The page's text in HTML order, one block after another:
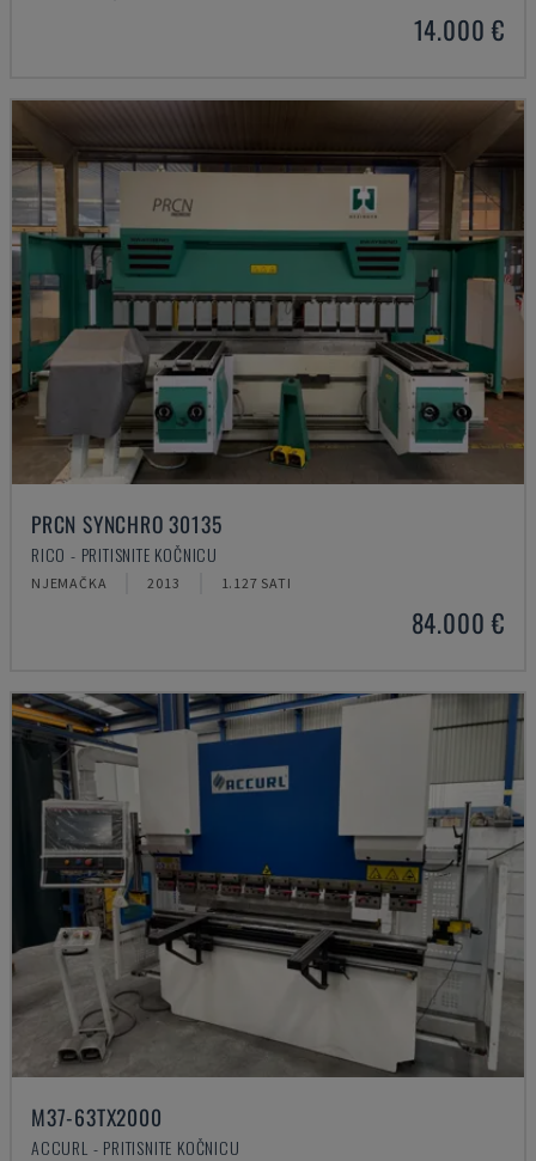
14.000 €
PRCN SYNCHRO 30135
RICO - PRITISNITE KOČNICU
NJEMAČKA 2013 1.127 SATI
84.000 €
M37-63TX2000
ACCURL - PRITISNITE KOČNICU